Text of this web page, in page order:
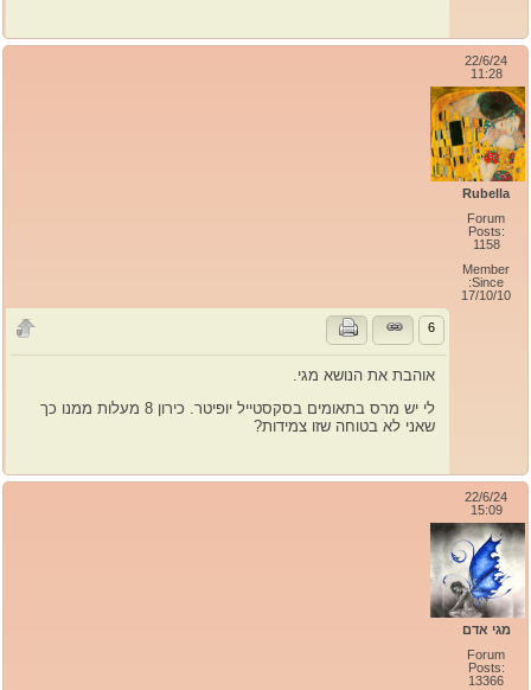
22/6/24
11:28
Rubella
Forum
Posts:
1158
Member
Since:
17/10/10
6
אוהבת את הנושא מגי.
לי יש מרס בתאומים בסקסטייל יופיטר. כירון 8 מעלות ממנו כך
שאני לא בטוחה שזו צמידות?
22/6/24
15:09
מגי אדם
Forum
Posts:
13366